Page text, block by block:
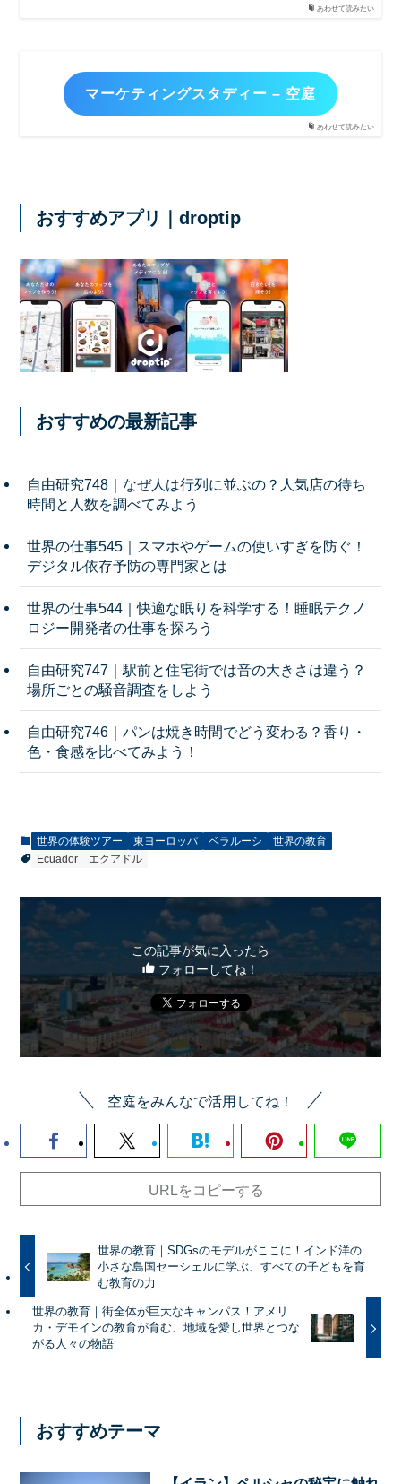
あわせて読みたい
あわせて読みたい
マーケティングスタディー – 空庭
おすすめアプリ｜droptip
おすすめの最新記事
自由研究748｜なぜ人は行列に並ぶの？人気店の待ち
時間と人数を調べてみよう
世界の仕事545｜スマホやゲームの使いすぎを防ぐ！
デジタル依存予防の専門家とは
世界の仕事544｜快適な眠りを科学する！睡眠テクノ
ロジー開発者の仕事を探ろう
自由研究747｜駅前と住宅街では音の大きさは違う？
場所ごとの騒音調査をしよう
自由研究746｜パンは焼き時間でどう変わる？香り・
色・食感を比べてみよう！
世界の体験ツアー 東ヨーロッパ ベラルーシ
世界の教育
Ecuador
エクアドル
この記事が気に入ったら
フォローしてね！
空庭をみんなで活用してね！
URLをコピーする
世界の教育｜SDGsのモデルがここに！インド洋の
小さな島国セーシェルに学ぶ、すべての子どもを育
む教育の力
世界の教育｜街全体が巨大なキャンパス！アメリ
カ・デモインの教育が育む、地域を愛し世界とつな
がる人々の物語
おすすめテーマ